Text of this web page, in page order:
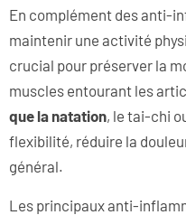
En complément des anti-
maintenir une activité
crucial pour préserver la
muscles entourant les
que la natation, le tai-chi
flexibilité, réduire la
général.
Les principaux anti-